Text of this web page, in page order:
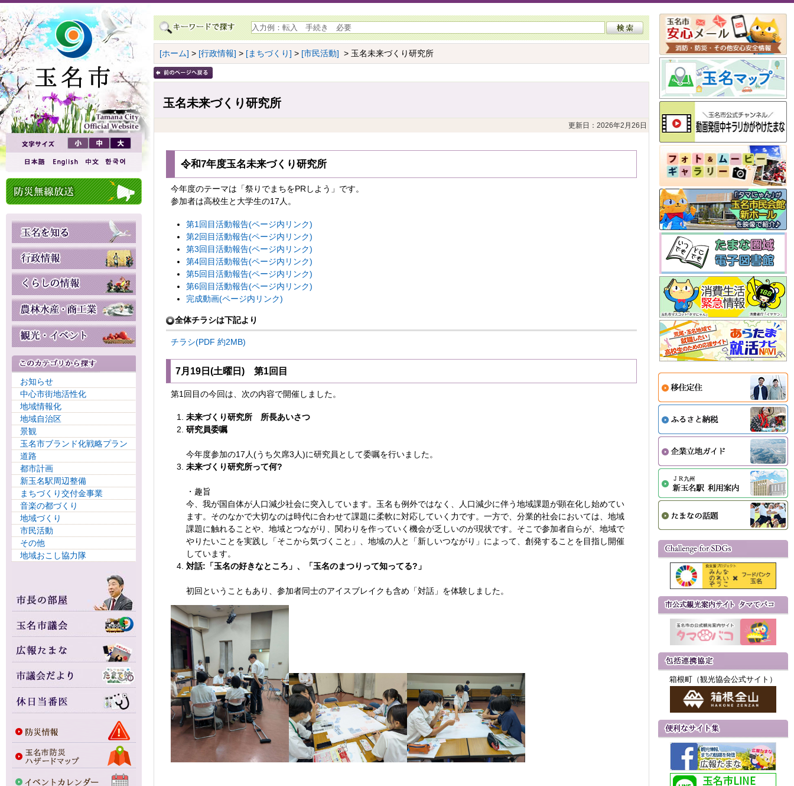
お知らせ
中心市街地活性化
地域情報化
地域自治区
景観
玉名市ブランド化戦略プラン
道路
都市計画
新玉名駅周辺整備
まちづくり交付金事業
音楽の都づくり
地域づくり
市民活動
その他
地域おこし協力隊
[ホーム] > [行政情報] > [まちづくり] > [市民活動] > 玉名未来づくり研究所
玉名未来づくり研究所
更新日：2026年2月26日
令和7年度玉名未来づくり研究所
今年度のテーマは「祭りでまちをPRしよう」です。
参加者は高校生と大学生の17人。
第1回目活動報告(ページ内リンク)
第2回目活動報告(ページ内リンク)
第3回目活動報告(ページ内リンク)
第4回目活動報告(ページ内リンク)
第5回目活動報告(ページ内リンク)
第6回目活動報告(ページ内リンク)
完成動画(ページ内リンク)
全体チラシは下記より
チラシ(PDF 約2MB)
7月19日(土曜日) 第1回目
第1回目の今回は、次の内容で開催しました。
未来づくり研究所 所長あいさつ
研究員委嘱
今年度参加の17人(うち欠席3人)に研究員として委嘱を行いました。
未来づくり研究所って何?
・趣旨
今、我が国自体が人口減少社会に突入しています。玉名も例外ではなく、人口減少に伴う地域課題が顕在化し始めてい
ます。そのなかで大切なのは時代に合わせて課題に柔軟に対応していく力です。一方で、分業的社会においては、地域
課題に触れることや、地域とつながり、関わりを作っていく機会が乏しいのが現状です。そこで参加者自らが、地域で
やりたいことを実践し「そこから気づくこと」、地域の人と「新しいつながり」によって、創発することを目指し開催
しています。
対話:「玉名の好きなところ」、「玉名のまつりって知ってる?」
初回ということもあり、参加者同士のアイスブレイクも含め「対話」を体験しました。
箱根町（観光協会公式サイト）